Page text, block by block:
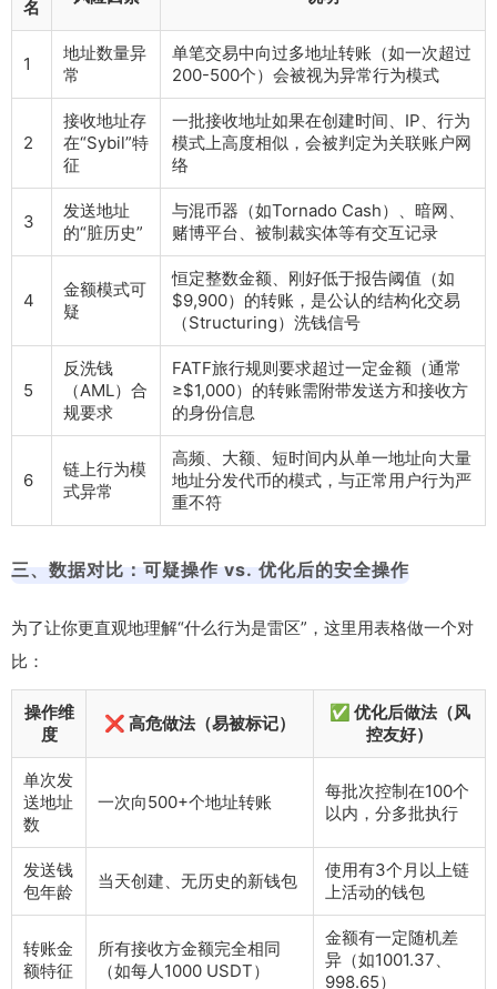
名
1
地址数量异
常
单笔交易中向过多地址转账（如一次超过
200-500个）会被视为异常行为模式
2
接收地址存
在“Sybil”特
征
一批接收地址如果在创建时间、IP、行为
模式上高度相似，会被判定为关联账户网
络
3
发送地址
的“脏历史”
与混币器（如Tornado Cash）、暗网、
赌博平台、被制裁实体等有交互记录
4
金额模式可
疑
恒定整数金额、刚好低于报告阈值（如
$9,900）的转账，是公认的结构化交易
（Structuring）洗钱信号
5
反洗钱
（AML）合
规要求
FATF旅行规则要求超过一定金额（通常
≥$1,000）的转账需附带发送方和接收方
的身份信息
6
链上行为模
式异常
高频、大额、短时间内从单一地址向大量
地址分发代币的模式，与正常用户行为严
重不符
三、数据对比：可疑操作 vs. 优化后的安全操作
为了让你更直观地理解“什么行为是雷区”，这里用表格做一个对
比：
操作维
度
❌ 高危做法（易被标记）
✅ 优化后做法（风
控友好）
单次发
送地址
数
一次向500+个地址转账
每批次控制在100个
以内，分多批执行
发送钱
包年龄
当天创建、无历史的新钱包
使用有3个月以上链
上活动的钱包
转账金
额特征
所有接收方金额完全相同
（如每人1000 USDT）
金额有一定随机差
异（如1001.37、
998.65）